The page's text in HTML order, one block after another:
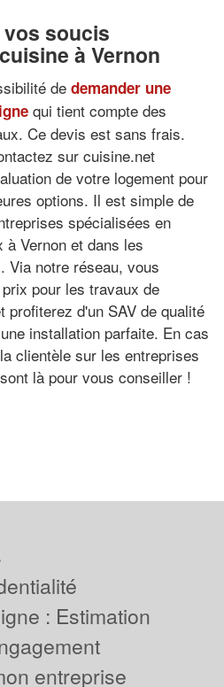
soucis
à Vernon
de demander une
qui tient compte des
Ce devis est sans frais.
sur cuisine.net
de votre logement pour
options. Il est simple de
spécialisées en
Vernon et dans les
Via notre réseau, vous
pour les travaux de
profiterez d'un SAV de qualité
installation parfaite. En cas
clientèle sur les entreprises
là pour vous conseiller !
: Estimation
entreprise